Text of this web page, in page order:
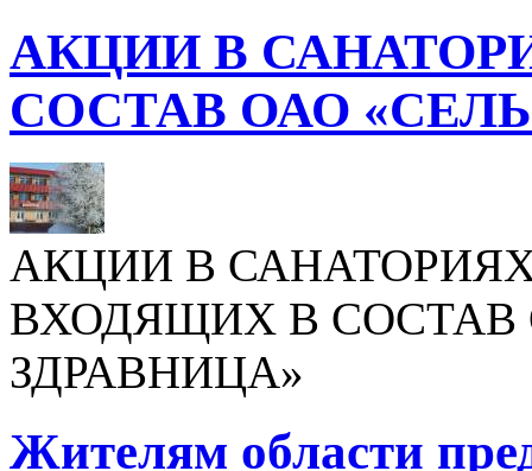
АКЦИИ В
СОСТАВ ОАО
АКЦИИ В
ВХОДЯЩИХ В СОСТАВ
ЗДРАВНИЦА»
Жителям области